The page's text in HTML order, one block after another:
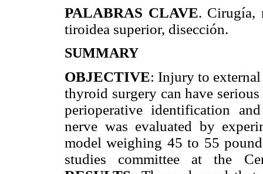
PALABRAS CLAVE. Cirugía,
tiroidea superior, disección.
SUMMARY
OBJECTIVE: Injury to
thyroid surgery can have
perioperative identification
nerve was evaluated by
model weighing 45 to 55
studies committee at the